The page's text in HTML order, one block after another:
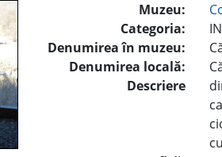
Muzeu:
Categoria:
Denumirea în muzeu:
Denumirea locală:
Descriere